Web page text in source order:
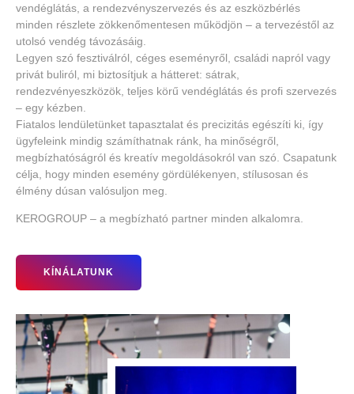
vendéglátás, a rendezvényszervezés és az eszközbérlés
minden részlete zökkenőmentesen működjön – a tervezéstől az
utolsó vendég távozásáig.
Legyen szó fesztiválról, céges eseményről, családi napról vagy
privát buliról, mi biztosítjuk a hátteret: sátrak,
rendezvényeszközök, teljes körű vendéglátás és profi szervezés
– egy kézben.
Fiatalos lendületünket tapasztalat és precizitás egészíti ki, így
ügyfeleink mindig számíthatnak ránk, ha minőségről,
megbízhatóságról és kreatív megoldásokról van szó. Csapatunk
célja, hogy minden esemény gördülékenyen, stílusosan és
élmény dúsan valósuljon meg.
KEROGROUP – a megbízható partner minden alkalomra.
KÍNÁLATUNK